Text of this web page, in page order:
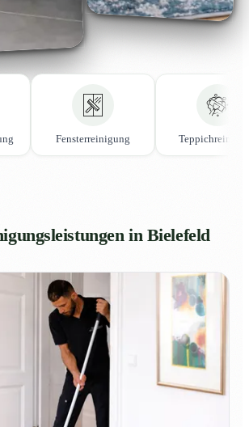
Fensterreinigung
in Bielefeld